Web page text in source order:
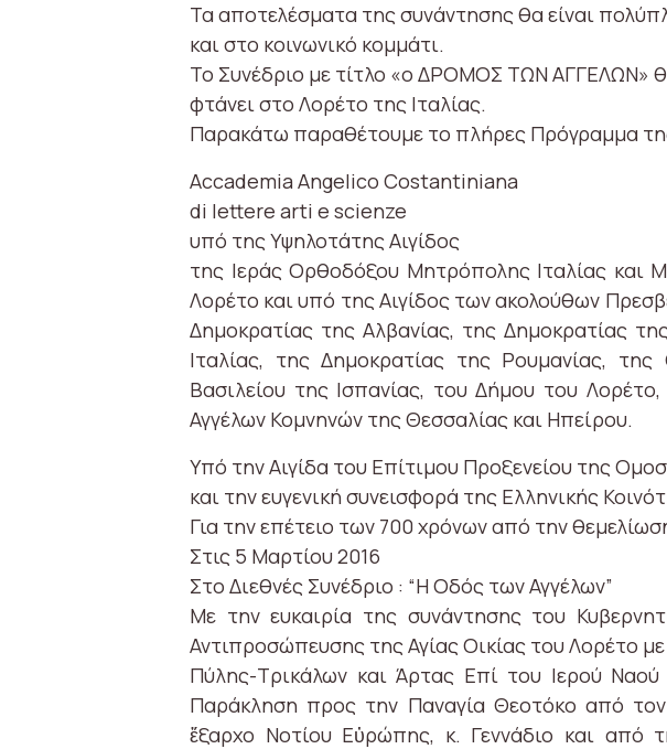
Τα αποτελέσματα της συνάντησης θα είναι
και στο κοινωνικό κομμάτι.
Το Συνέδριο με τίτλο «ο ΔΡΟΜΟΣ ΤΩΝ ΑΓΓΕΛΩΝ»
φτάνει στο Λορέτο της Ιταλίας.
Παρακάτω παραθέτουμε το πλήρες Πρόγραμμα
Accademia Angelico Costantiniana
di lettere arti e scienze
υπό της Yψηλοτάτης Aιγίδος
της Ιεράς Ορθοδόξου Μητρόπολης Ιταλίας και
Λορέτο και υπό της Αιγίδος των ακολούθων
Δημοκρατίας της Αλβανίας, της Δημοκρατίας
Ιταλίας, της Δημοκρατίας της Ρουμανίας,
Βασιλείου της Ισπανίας, του Δήμου του
Αγγέλων Κομνηνών της Θεσσαλίας και Ηπείρου.
Υπό την Αιγίδα του Επίτιμου Προξενείου της
και την ευγενική συνεισφορά της Ελληνικής
Για την επέτειο των 700 χρόνων από την
Στις 5 Μαρτίου 2016
Στο Διεθνές Συνέδριο : “Η Οδός των Αγγέλων”
Με την ευκαιρία της συνάντησης του
Αντιπροσώπευσης της Αγίας Οικίας του Λορέτο
Πύλης-Τρικάλων και Άρτας Επί του Ιερού
Παράκληση προς την Παναγία Θεοτόκο από τον
ἔξαρχο Νοτίου Εὐρώπης, κ. Γεννάδιο και